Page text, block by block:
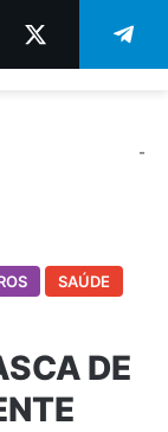
-
SAÚDE
DE